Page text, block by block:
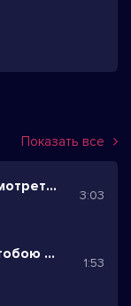
Показать все
Я люблю когда раздета смотреть на её тело
3:03
Знаешь звезды падали с тобою рядом
1:53